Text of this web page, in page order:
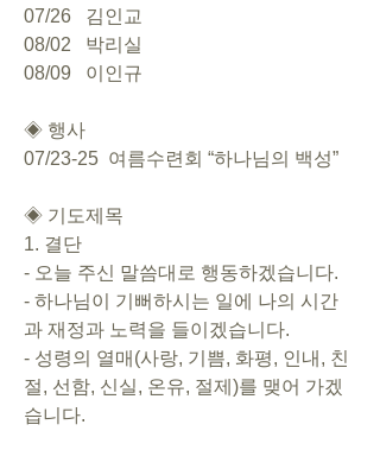
07/26   김인교
08/02   박리실
08/09   이인규
◈ 행사
07/23-25  여름수련회 “하나님의 백성”
◈ 기도제목
1. 결단
- 하나님이 기뻐하시는 일에 나의 시간
과 재정과 노력을 들이겠습니다.
- 성령의 열매(사랑, 기쁨, 화평, 인내, 친
절, 선함, 신실, 온유, 절제)를 맺어 가겠
습니다.